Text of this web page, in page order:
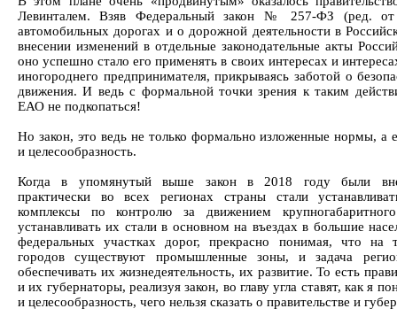
Левинталем. Взяв Федеральный закон № 257-ФЗ (ред.
автомобильных дорогах и о дорожной деятельности в
внесении изменений в отдельные законодательные акты
оно успешно стало его применять в своих интересах и
иногороднего предпринимателя, прикрываясь заботой о
движения. И ведь с формальной точки зрения к таким
ЕАО не подкопаться!
Но закон, это ведь не только формально изложенные нормы, а
и целесообразность.
Когда в упомянутый выше закон в 2018 году были
практически во всех регионах страны стали
комплексы по контролю за движением
устанавливать их стали в основном на въездах в большие
федеральных участках дорог, прекрасно понимая, что на
городов существуют промышленные зоны, и задача
обеспечивать их жизнедеятельность, их развитие. То есть
и их губернаторы, реализуя закон, во главу угла ставят, как я
и целесообразность, чего нельзя сказать о правительстве и